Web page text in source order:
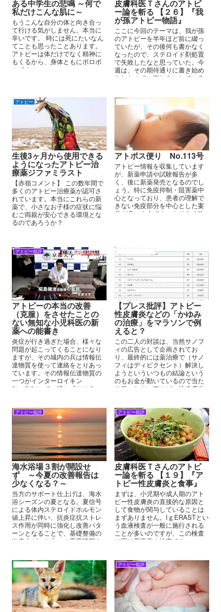
ある中学生の悲鳴 ～何で
私だけこんな肌に～
もうこんな自分の体と向き合っ
て行ける気がしません。本当に
辛いです。 時には死にたいなん
てことも思ったことあります。
アトピーは体だけでなく精神に
もくるから、身体ともにボロボ
ロです。
皮膚科医Ｔさんのアトピ
ー論を斬る 【２６】『我
が孫アトピー物語』
ここに今回のテーマは、我が孫
のアトピーを半年ほど前に綴っ
ていたが、その後何も書かなく
なったので、ステロイド剤処置
で失敗したなと思っていた。今
週は、その期待通りに書き始め
られたので、楽しみにしている
アトピー
生後3ヶ月から使用できる
ようになったアトピー治
療薬ジファミラスト
【赤嶺コメント】 この数年間で
多くのアトピー治療薬が認可さ
れています。本当にこれらの新
薬で、小さなお子様の症状に悩
むご両親が安心できる環境とな
るのであろうか？
アトポス便り No.113号
アトピー情報を収集しています
が、新薬申請や試験報告が多
く、後に新薬発売となるのでし
ょう。特に免疫抑制・阻害薬中
心となっており、患者の理解で
きない免疫部分を中心とした案
件が多いようです。おそらく改
る皮膚科医や小児科医は、その
メカニズムも全く理解していな
いのでしょう。
アトピー批評
アトピーの本当の改善
（克服）をさせたことの
ない無知な小児科医の新
薬への能書き
炎症が行き過ぎた場合、様々な
問題が起こってくることになり
ますが、その城内の兵は情報伝
達物質を使って連絡をとりあっ
ています。その情報伝達物質の
一つがインターロイキン
31（IL31）で、特に『かゆみ』
める薬がネモリズマブです。
【プレス批評】アトピー
性皮膚炎などの「かゆみ
の治療」をマラソンで例
えると？
この二人の対談は、当然サノフ
ィの広告として企画されてお
り、最終的には薬治療で（サノ
フィはディピクセント）解決し
ようといういつもの結論という
のもお金が動いているので当た
り前。ただ、アトピー性皮膚炎
え』『マラソンの例え』『登山
の例え』がここでも出される。
アトピー批評
海水浴場３割が開設せ
ず ～今夏の改善報告は
少なくなる？～
当方のサポート仕上げは、海水
浴シーズンの夏となる。夏信号
による体内ステロイドホルモン
値上昇に伴い、抗炎症抗ストレ
ス作用が同時に強化し改善パタ
ーンとなることで、基礎整備の
出来上がった方々の卒業時期を
アトピー批評
皮膚科医Ｔさんのアトピ
ー論を斬る 【１９】『ア
トピー性皮膚炎と食事』
まずは、小児期や成人期のアト
ピー性皮膚炎の直接的な原因と
して食物が関与していることは
まずありません。IｇERASTとい
う血液検査が一般に施行される
ことが多いのですが、この検査
は実は蕁麻疹の検査です。
アトピー批評